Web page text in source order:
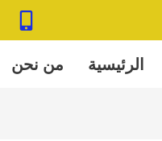
الرئيسية من نحن